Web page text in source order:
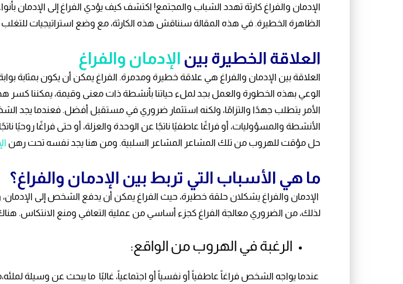
الإدمان والفراغ كارثة تهدد الشباب والمجتمع! اكتشف كيف يؤدي الفراغ إلى الإدمان
الظاهرة الخطيرة. في هذه المقالة سنناقش هذه الكارثة، مع وضع استراتيجيات للتغلب
العلاقة الخطيرة بين الإدمان والفراغ
العلاقة بين الإدمان والفراغ هي علاقة خطيرة ومدمرة. الفراغ يمكن أن يكون بمثابة
الوعي بهذه الخطورة والعمل بجد لملء حياتنا بأنشطة ذات معنى وقيمة، يمكننا كسر
الأمر يتطلب جهدًا والتزامًا، ولكنه استثمار ضروري في مستقبل أفضل. فعندما يجد
الأنشطة والمسؤوليات، أو فراغًا عاطفيًا ناتجًا عن الوحدة والعزلة، أو حتى فراغًا
حل مؤقت للهروب من تلك المشاعر المشاعر السلبية. ومن هنا يجد نفسه تحت رهن
ما هي الأسباب التي تربط بين الإدمان والفراغ؟
الإدمان والفراغ يشكلان حلقة خطيرة، حيث الفراغ يمكن أن يدفع الشخص إلى الإدمان،
لذلك، من الضروري معالجة الفراغ كجزء أساسي من عملية التعافي ومنع الانتكاس.
الرغبة في الهروب من الواقع:
عندما يواجه الشخص فراغاً عاطفياً أو نفسياً أو اجتماعياً، غالبًا ما يبحث عن وسيلة